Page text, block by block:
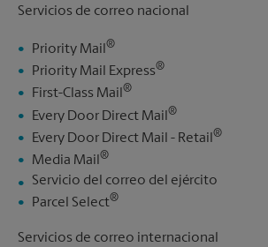
Servicios de correo nacional
Priority Mail ®
Priority Mail Express®
First-Class Mail®
Every Door Direct Mail ®
Every Door Direct Mail - Retail®
Media Mail®
Servicio del correo del ejército
Parcel Select®
Servicios de correo internacional